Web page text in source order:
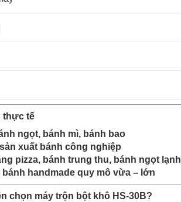
thực tế
ngọt, bánh mì, bánh bao
xuất bánh công nghiệp
pizza, bánh trung thu, bánh ngọt lạnh
handmade quy mô vừa – lớn
chọn máy trộn bột khô HS-30B?